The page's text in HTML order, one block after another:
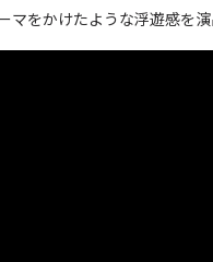
をかけたような浮遊感を